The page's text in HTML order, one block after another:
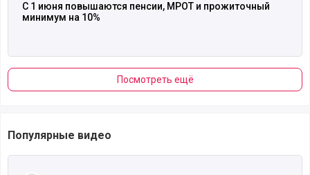
С 1 июня повышаются пенсии, МРОТ и прожиточный
минимум на 10%
Посмотреть ещё
Популярные видео